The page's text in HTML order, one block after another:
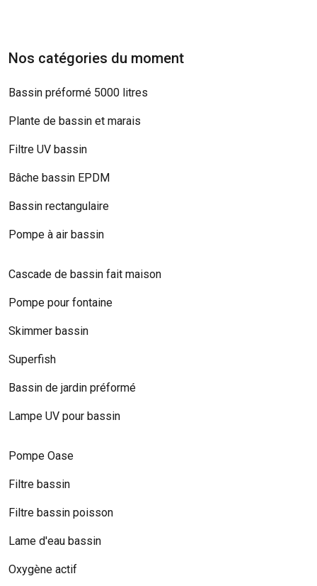
Nos catégories du moment
Bassin préformé 5000 litres
Plante de bassin et marais
Filtre UV bassin
Bâche bassin EPDM
Bassin rectangulaire
Pompe à air bassin
Cascade de bassin fait maison
Pompe pour fontaine
Skimmer bassin
Superfish
Bassin de jardin préformé
Lampe UV pour bassin
Pompe Oase
Filtre bassin
Filtre bassin poisson
Lame d'eau bassin
Oxygène actif